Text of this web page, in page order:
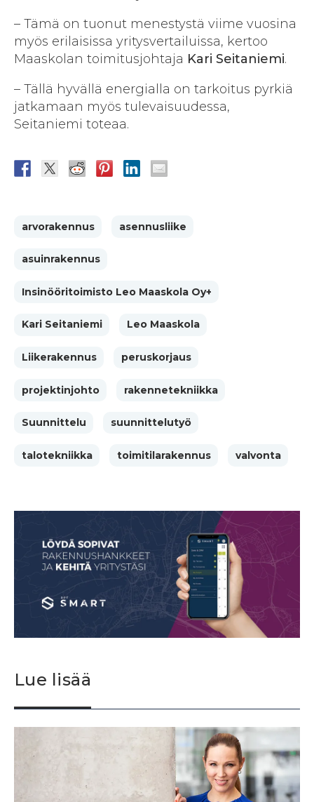
– Tämä on tuonut menestystä viime vuosina
myös erilaisissa yritysvertailuissa, kertoo
Maaskolan toimitusjohtaja Kari Seitaniemi.
– Tällä hyvällä energialla on tarkoitus pyrkiä
jatkamaan myös tulevaisuudessa,
Seitaniemi toteaa.
arvorakennus asennusliike
asuinrakennus
Insinööritoimisto Leo Maaskola Oy+
Kari Seitaniemi Leo Maaskola
Liikerakennus peruskorjaus
projektinjohto rakennetekniikka
Suunnittelu suunnittelutyö
talotekniikka toimitilarakennus valvonta
Lue lisää